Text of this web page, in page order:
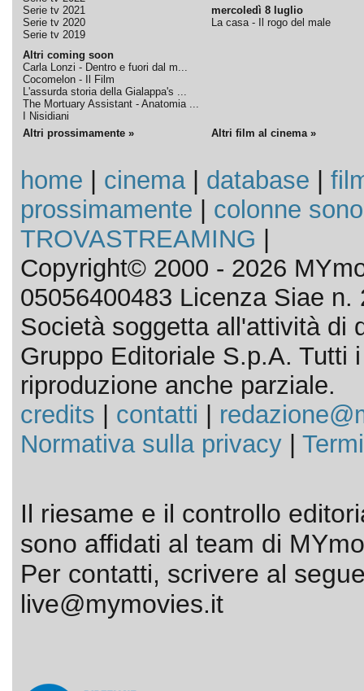
Serie tv 2021
Serie tv 2020
Serie tv 2019
Altri coming soon
Carla Lonzi - Dentro e fuori dal m...
Cocomelon - Il Film
L'assurda storia della Gialappa's ...
The Mortuary Assistant - Anatomia ...
I Nisidiani
mercoledì 8 luglio
La casa - Il rogo del male
Altri prossimamente » Altri film al cinema »
home cinema| database
prossimamente
colonne
TROVASTREAMING
Copyright© 2000 - 2026
05056400483 Licenza Siae n.
Società soggetta all'attività di
Gruppo Editoriale S.p.A. Tutti
riproduzione anche parziale.
credits
contatti
Normativa sulla privacy|
Il riesame e il controllo
sono affidati al team di
Per contatti, scrivere al
live@mymovies.it